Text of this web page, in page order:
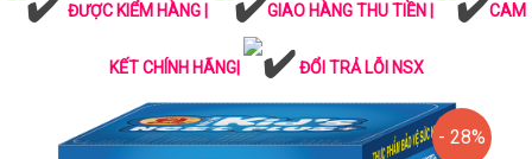
ĐƯỢC KIỂM HÀNG | GIAO HÀNG THU TIỀN | CAM
KẾT CHÍNH HÃNG| ĐỔI TRẢ LỖI NSX
- 28%